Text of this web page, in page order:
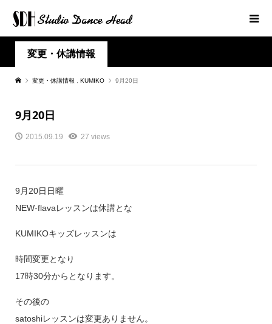
変更・休講情報
変更・休講情報 KUMIKO 9月20日
9月20日
2015.09.19 27 views
9月20日日曜
NEW-flavaレッスンは休講とな
KUMIKOキッズレッスンは
時間変更となり
17時30分からとなります。
その後の
satoshiレッスンは変更ありません。